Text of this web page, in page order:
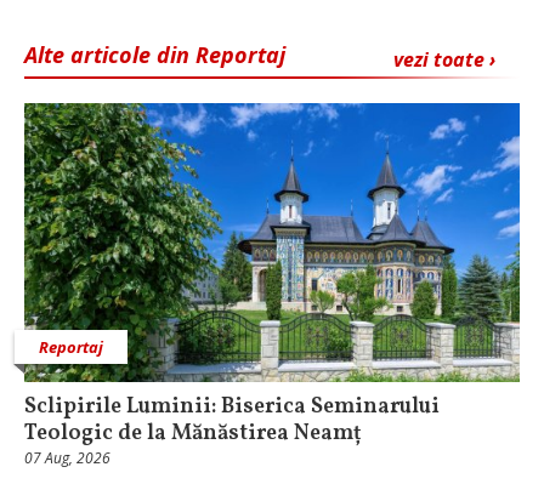
vezi toate ›
Alte articole din Reportaj
Reportaj
Sclipirile Luminii: Biserica Seminarului
Teologic de la Mănăstirea Neamț
07 Aug, 2026